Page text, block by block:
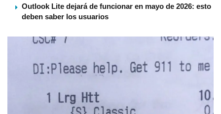
Outlook Lite dejará de funcionar en mayo de 2026: esto
deben saber los usuarios